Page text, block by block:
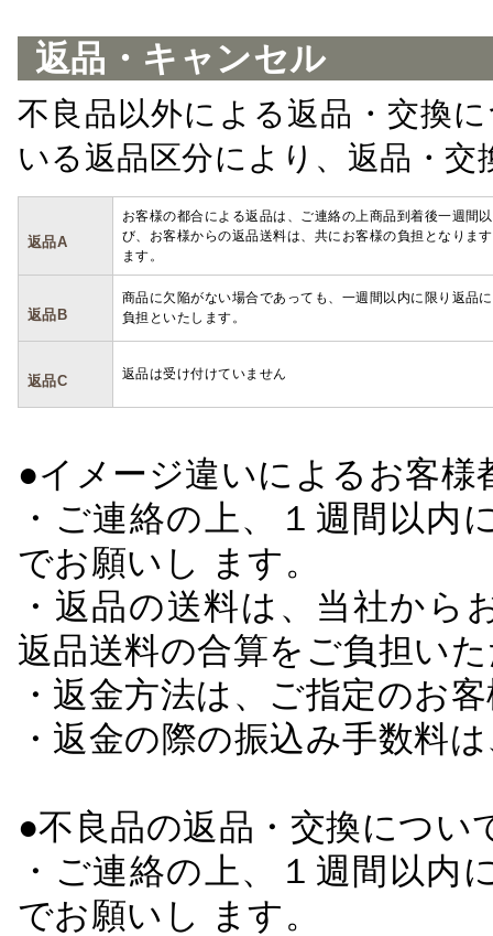
返品・キャンセル
不良品以外による返品・交換
いる返品区分により、返品・
返品A
お客様の都合による返品は、ご連絡の上商品到着後一週間
び、お客様からの返品送料は、共にお客様の負担となりま
ます。
返品B
商品に欠陥がない場合であっても、一週間以内に限り返品
負担といたします。
返品C 返品は受け付けていません
●イメージ違いによるお客
・ご連絡の上、１週間以
でお願いし ます。
・返品の送料は、当社か
返品送料の合算をご負担い
・返金方法は、ご指定のお
・返金の際の振込み手数料
●不良品の返品・交換につい
・ご連絡の上、１週間以
でお願いし ます。